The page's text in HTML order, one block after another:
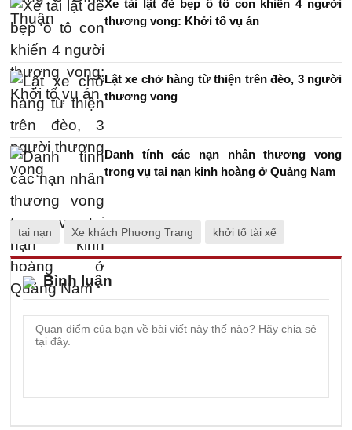
Xe tải lật đè bẹp ô tô con khiến 4 người
thương vong: Khởi tố vụ án
Lật xe chở hàng từ thiện trên đèo, 3 người
thương vong
Danh tính các nạn nhân thương vong
trong vụ tai nạn kinh hoàng ở Quảng Nam
tai nạn Xe khách Phương Trang khởi tố tài xế
Bình luận